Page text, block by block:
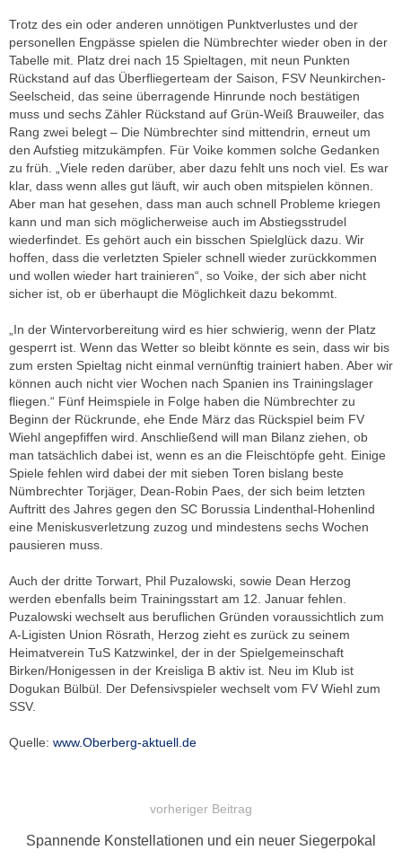
Trotz des ein oder anderen unnötigen Punktverlustes und der
personellen Engpässe spielen die Nümbrechter wieder oben in der
Tabelle mit. Platz drei nach 15 Spieltagen, mit neun Punkten
Rückstand auf das Überfliegerteam der Saison, FSV Neunkirchen-
Seelscheid, das seine überragende Hinrunde noch bestätigen
muss und sechs Zähler Rückstand auf Grün-Weiß Brauweiler, das
Rang zwei belegt – Die Nümbrechter sind mittendrin, erneut um
den Aufstieg mitzukämpfen. Für Voike kommen solche Gedanken
zu früh. „Viele reden darüber, aber dazu fehlt uns noch viel. Es war
klar, dass wenn alles gut läuft, wir auch oben mitspielen können.
Aber man hat gesehen, dass man auch schnell Probleme kriegen
kann und man sich möglicherweise auch im Abstiegsstrudel
wiederfindet. Es gehört auch ein bisschen Spielglück dazu. Wir
hoffen, dass die verletzten Spieler schnell wieder zurückkommen
und wollen wieder hart trainieren“, so Voike, der sich aber nicht
sicher ist, ob er überhaupt die Möglichkeit dazu bekommt.
„In der Wintervorbereitung wird es hier schwierig, wenn der Platz
gesperrt ist. Wenn das Wetter so bleibt könnte es sein, dass wir bis
zum ersten Spieltag nicht einmal vernünftig trainiert haben. Aber wir
können auch nicht vier Wochen nach Spanien ins Trainingslager
fliegen.“ Fünf Heimspiele in Folge haben die Nümbrechter zu
Beginn der Rückrunde, ehe Ende März das Rückspiel beim FV
Wiehl angepfiffen wird. Anschließend will man Bilanz ziehen, ob
man tatsächlich dabei ist, wenn es an die Fleischtöpfe geht. Einige
Spiele fehlen wird dabei der mit sieben Toren bislang beste
Nümbrechter Torjäger, Dean-Robin Paes, der sich beim letzten
Auftritt des Jahres gegen den SC Borussia Lindenthal-Hohenlind
eine Meniskusverletzung zuzog und mindestens sechs Wochen
pausieren muss.
Auch der dritte Torwart, Phil Puzalowski, sowie Dean Herzog
werden ebenfalls beim Trainingsstart am 12. Januar fehlen.
Puzalowski wechselt aus beruflichen Gründen voraussichtlich zum
A-Ligisten Union Rösrath, Herzog zieht es zurück zu seinem
Heimatverein TuS Katzwinkel, der in der Spielgemeinschaft
Birken/Honigessen in der Kreisliga B aktiv ist. Neu im Klub ist
Dogukan Bülbül. Der Defensivspieler wechselt vom FV Wiehl zum
SSV.
Quelle: www.Oberberg-aktuell.de
vorheriger Beitrag
Vorheriger
Spannende Konstellationen und ein neuer Siegerpokal